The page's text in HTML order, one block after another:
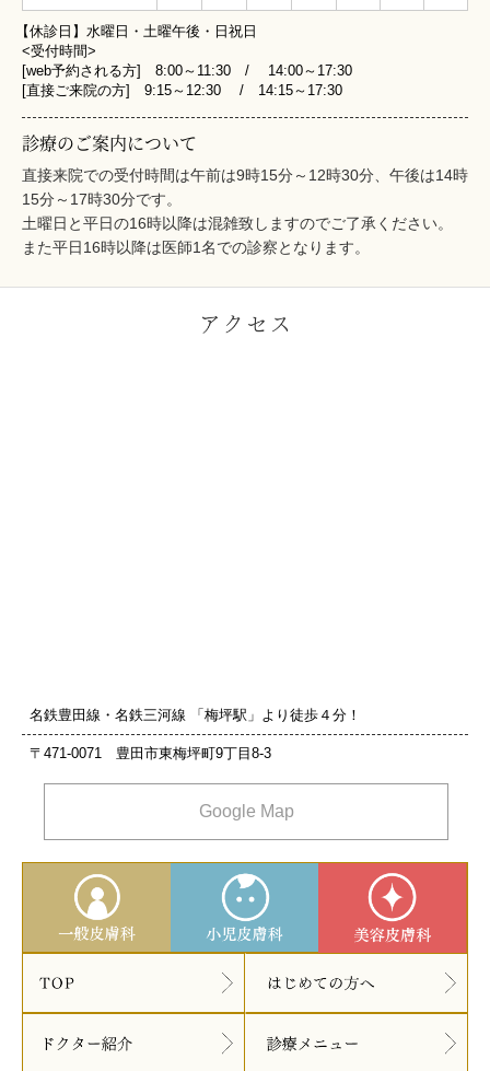
【休診日】水曜日・土曜午後・日祝日
<受付時間>
[web予約される方] 8:00～11:30 / 14:00～17:30
[直接ご来院の方] 9:15～12:30 / 14:15～17:30
診療のご案内について
直接来院での受付時間は午前は9時15分～12時30分、午後は14時
15分～17時30分です。
土曜日と平日の16時以降は混雑致しますのでご了承ください。
また平日16時以降は医師1名での診察となります。
名鉄豊田線・名鉄三河線 「梅坪駅」より徒歩４分！
〒471-0071 豊田市東梅坪町9丁目8‐3
Google Map